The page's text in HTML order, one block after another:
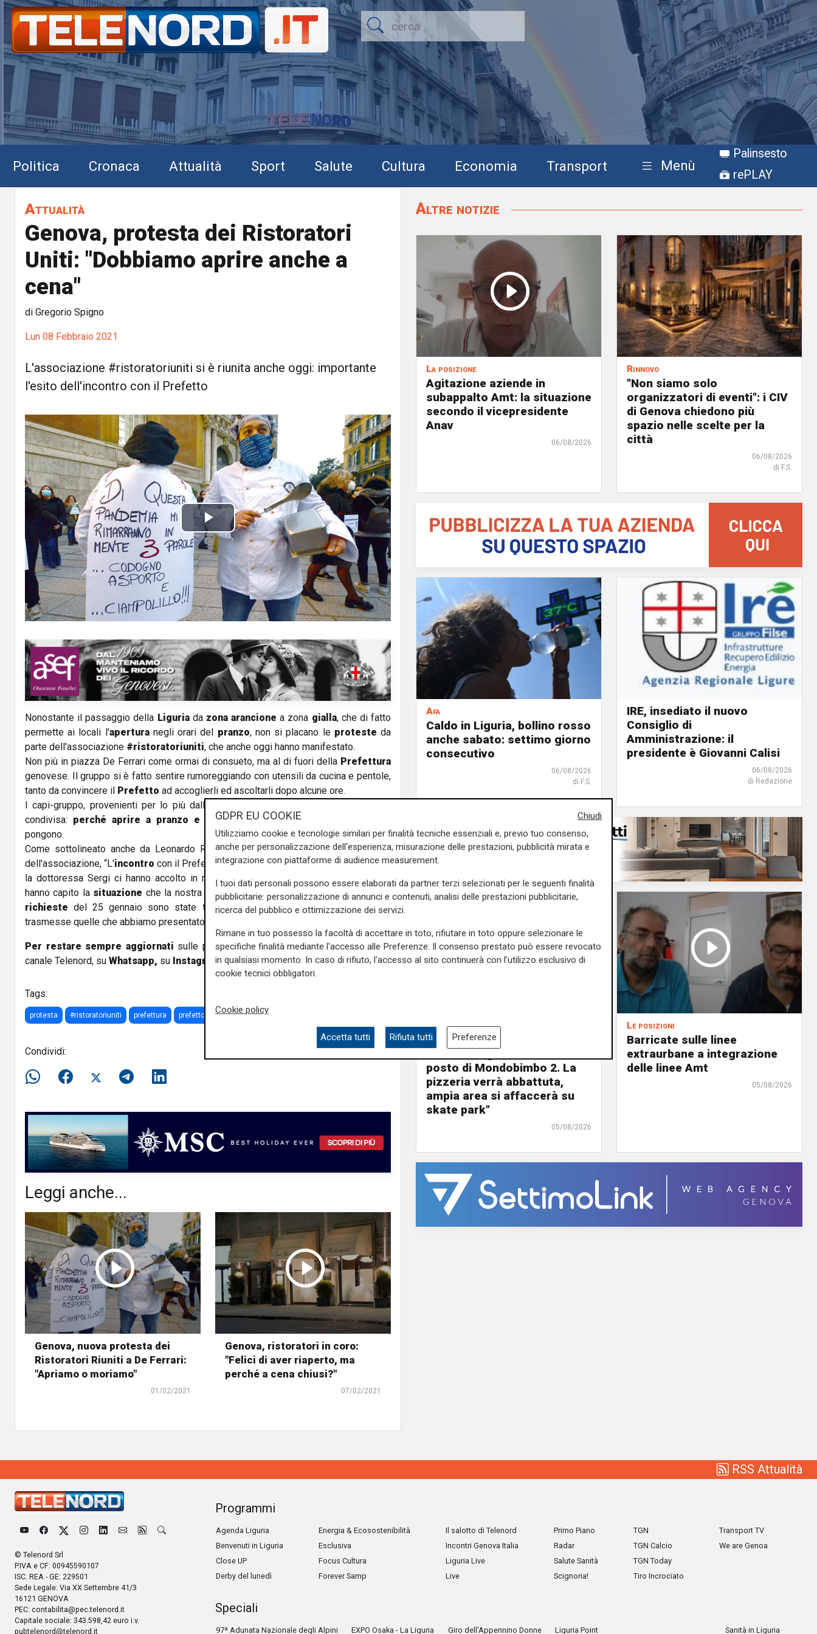
Politica Cronaca Attualità Sport Salute Cultura Economia Transport Menù
Palinsesto
rePLAY
Attualità
Genova, protesta dei Ristoratori
Uniti: "Dobbiamo aprire anche a
cena"
di Gregorio Spigno
Lun 08 Febbraio 2021
L'associazione #ristoratoriuniti si è riunita anche oggi: importante
l'esito dell'incontro con il Prefetto
P
l
a
y
V
d
e
o
Nonostante il passaggio della Liguriada zona arancione a zona gialla, che di fatto
permette ai locali l'aperturanegli orari del pranzo, non si placano le proteste da
parte dell'associazione #ristoratoriuniti, che anche oggi hanno manifestato.
Non più in piazza De Ferrari come ormai di consueto, ma al di fuori della Prefettura
genovese. Il gruppo si è fatto sentire rumoreggiando con utensili da cucina e pentole,
tanto da convincere il Prefetto ad accoglierli ed ascoltarli dopo alcune ore.
I capi-gruppo, provenienti per lo più dall'
condivisa: perché aprire a pranzo e non a cena è l'interrogativo che tutti si
pongono.
Come sottolineato anche da Leonardo Robertazzo, uno dei principalisostenitori
dell'associazione, “L'incontro con il Prefetto èandato bene. Sia il dottor Piccolo che
la dottoressa Sergi ci hanno accolto in modo stupendo: persone
competenti che
hanno capito la situazione che la nostra categoria sta attraversando. Tutte le nostre
richieste del 25 gennaio sono state trasmesse a Roma , così come verranno
trasmesse quelle che abbiamo presentato oggi”.
Per restare sempre aggiornati sulle principali notizie sulla Liguria seguiteci sul
canale Telenord, su Whatsapp, su Instagram,suYoutubee suFacebook .
Tags:
protesta #ristoratoriuniti prefettura prefetto zona gialla Liguria
Condividi:
Leggi anche...
Genova, nuova protesta dei
Ristoratori Riuniti a De Ferrari:
"Apriamo o moriamo"
01/02/2021
Genova, ristoratori in coro:
"Felici di aver riaperto, ma
perché a cena chiusi?"
07/02/2021
Altre notizie
La posizione
Agitazione aziende in
subappalto Amt: la situazione
secondo il vicepresidente
Anav
06/08/2026
Rinnovo
"Non siamo solo
organizzatori di eventi": i CIV
di Genova chiedono più
spazio nelle scelte per la
città
06/08/2026
di F.S.
Afa
Caldo in Liguria, bollino rosso
anche sabato: settimo giorno
consecutivo
06/08/2026
di F.S.
IRE, insediato il nuovo
Consiglio di
Amministrazione: il
presidente è Giovanni Calisi
06/08/2026
di Redazione
Le novità
Ass. Viscogliosi a Telenord:
"A Puntavagno un'area cani al
posto di Mondobimbo 2. La
pizzeria verrà abbattuta,
ampia area si affaccerà su
skate park"
05/08/2026
Le posizioni
Barricate sulle linee
extraurbane a integrazione
delle linee Amt
05/08/2026
RSS Attualità
© Telenord Srl
P.IVA e CF: 00945590107
ISC. REA - GE: 229501
Sede Legale: Via XX Settembre 41/3
16121 GENOVA
PEC: contabilita@pec.telenord.it
Capitale sociale: 343.598,42 euro i.v.
pubtelenord@telenord.it
Programmi
Agenda Liguria
Benvenuti in Liguria
Close UP
Derby del lunedì
Energia & Ecosostenibilità
Esclusiva
Focus Cultura
Forever Samp
Il salotto di Telenord
Incontri Genova Italia
Liguria Live
Live
Primo Piano
Radar
Salute Sanità
Scignoria!
TGN
TGN Calcio
TGN Today
Tiro Incrociato
Transport TV
We are Genoa
Speciali
97ª Adunata Nazionale degli Alpini EXPO Osaka - La Liguria Giro dell'Appennino Donne Liguria Point Sanità in Liguria
Chiudi
GDPR EU COOKIE
Utilizziamo cookie e tecnologie similari per finalità tecniche essenziali e, previo tuo consenso,
anche per personalizzazione dell'esperienza, misurazione delle prestazioni, pubblicità mirata e
integrazione con piattaforme di audience measurement.
I tuoi dati personali possono essere elaborati da partner terzi selezionati per le seguenti finalità
pubblicitarie: personalizzazione di annunci e contenuti, analisi delle prestazioni pubblicitarie,
ricerca del pubblico e ottimizzazione dei servizi.
Rimane in tuo possesso la facoltà di accettare in toto, rifiutare in toto oppure selezionare le
specifiche finalità mediante l'accesso alle Preferenze. Il consenso prestato può essere revocato
in qualsiasi momento. In caso di rifiuto, l'accesso al sito continuerà con l'utilizzo esclusivo di
cookie tecnici obbligatori.
Cookie policy
Accetta tutti Rifiuta tutti Preferenze